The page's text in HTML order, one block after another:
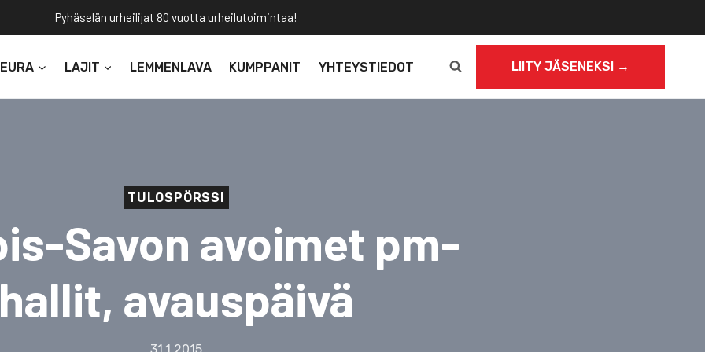
Pyhäselän urheilijat 80 vuotta urheilutoimintaa!
LAJIT LEMMENLAVA KUMPPANIT YHTEYSTIEDOT LIITY JÄSENEKSI →
TULOSPÖRSSI
Savon avoimet pm-
hallit, avauspäivä